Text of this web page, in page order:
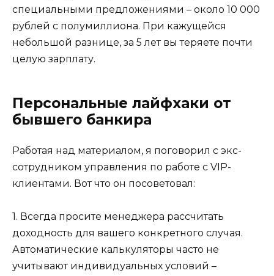
специальными предложениями – около 10 000
рублей с полумиллиона. При кажущейся
небольшой разнице, за 5 лет вы теряете почти
целую зарплату.
Персональные лайфхаки от
бывшего банкира
Работая над материалом, я поговорил с экс-
сотрудником управления по работе с VIP-
клиентами. Вот что он посоветовал:
1. Всегда просите менеджера рассчитать
доходность для вашего конкретного случая.
Автоматические калькуляторы часто не
учитывают индивидуальных условий –